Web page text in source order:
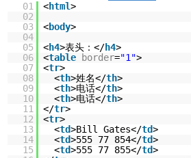
01 <html>
02
03
<body>
04
05
<h4>表头：</h4>
06
<table border="1">
07
<tr>
08
<th>姓名</th>
09
<th>电话</th>
10
<th>电话</th>
11
</tr>
12
<tr>
13
<td>Bill Gates</td>
14
<td>555 77 854</td>
15
<td>555 77 855</td>